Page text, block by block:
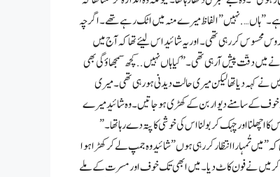
ہے۔ ” ہاں ….نہیں ” الفاظ میرے منہ میں اٹک رہے تھے۔ اگرچہ
محسوس کر رہی تھی۔ اور یہ شائید اس لیئے تھا کہ آج میں
میں دقّت پیش آرہی تھی۔ ” کیا ہاں نہیں.. کچھ سمجھاؤ گی بھی
نے کہہ دیا تھا لیکن میری حالت دیدنی ہو رہی تھی ۔ میری
خوف کے سامنے دیوار بن کے کھڑی ہو جاتیں۔ وہ شائید میرے
اچھلنا اور چہک کر بولنا اس کی خوشی کا پتہ دے رہا تھا۔ ”
کہ ” میں تُمہارا انتظار کر رہی ہوں ” شائید وہ جمپ لے کر کھڑا ہوا
سُن کر میں نے فون کاٹ دیا۔ میں ابھی تک خوف اور مسرت کے ملے